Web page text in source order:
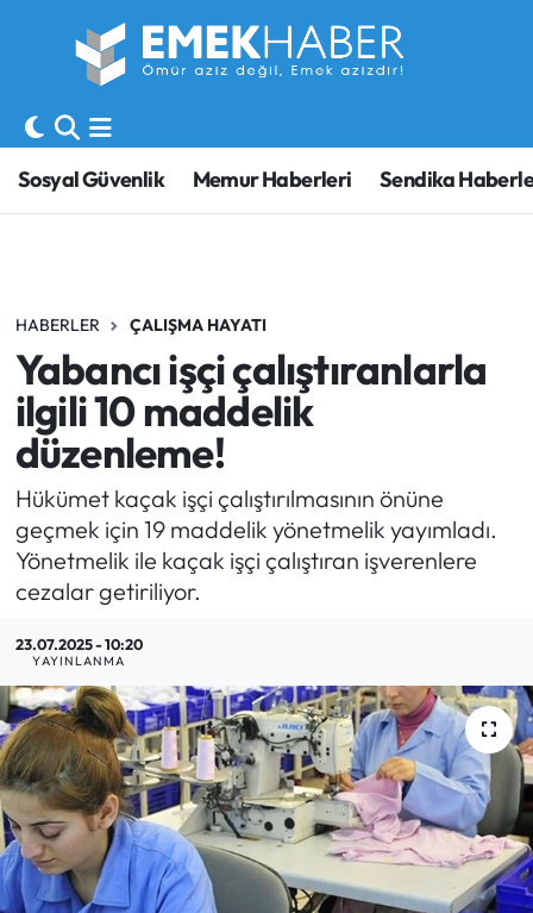
Sosyal Güvenlik Memur Haberleri Sendika
HABERLER ÇALIŞMA HAYATI
Yabancı işçi çalıştıranlarla
ilgili 10 maddelik
düzenleme!
Hükümet kaçak işçi çalıştırılmasının önüne
geçmek için 19 maddelik yönetmelik yayımladı.
Yönetmelik ile kaçak işçi çalıştıran işverenlere
cezalar getiriliyor.
23.07.2025 - 10:20
YAYINLANMA
Sosyal Güvenlik
Sendika
SORU-CEVAP
Memur
Emekli
İşveren
İş Fırsatları
Yargı Kararları
Araştırma-Rapor
Hava Durumu
Trafik Durumu
Süper Lig Puan Durumu ve Fikstür
Son Dakika Haberleri
Haber Arşivi